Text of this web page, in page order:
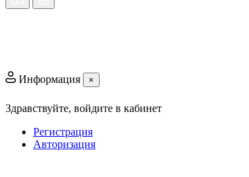
Информация ×
Здравствуйте, войдите в кабинет
Регистрация
Авторизация